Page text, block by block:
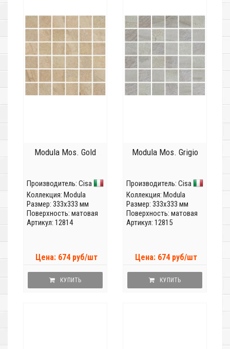
Modula Mos. Gold
Производитель: Cisa
Коллекция: Modula
Размер: 333x333 мм
Поверхность: матовая
Артикул: 12814
Цена: 674 руб/шт
КУПИТЬ
Modula Mos. Grigio
Производитель: Cisa
Коллекция: Modula
Размер: 333x333 мм
Поверхность: матовая
Артикул: 12815
Цена: 674 руб/шт
КУПИТЬ